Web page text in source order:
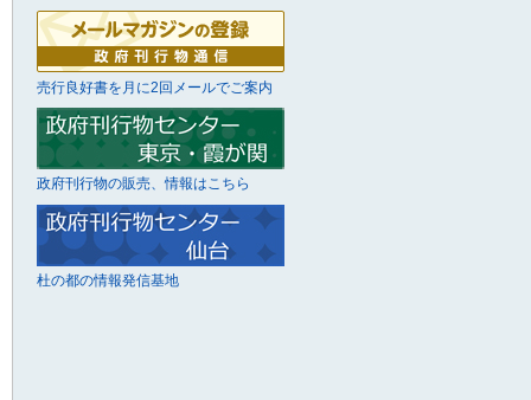
売行良好書を月に2回メールでご案内
政府刊行物の販売、情報はこちら
杜の都の情報発信基地